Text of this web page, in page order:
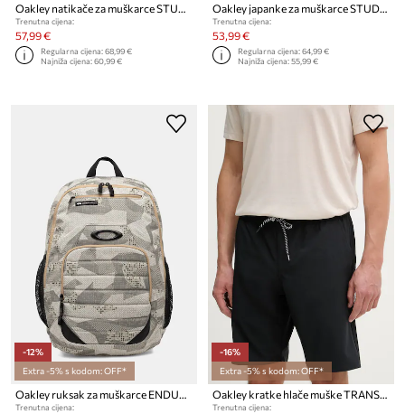
Oakley natikače za muškarce STUDIO
Trenutna cijena:
57,99 €
Regularna cijena:68,99 €
Najniža cijena:60,99 €
Oakley japanke za muškarce STUDIO
Trenutna cijena:
53,99 €
Regularna cijena:64,99 €
Najniža cijena:55,99 €
-12%
Extra -5% s kodom: OFF*
Oakley ruksak za muškarce ENDURO
Trenutna cijena:
-16%
Extra -5% s kodom: OFF*
Oakley kratke hlače muške TRANSPORT HYBRD
Trenutna cijena: